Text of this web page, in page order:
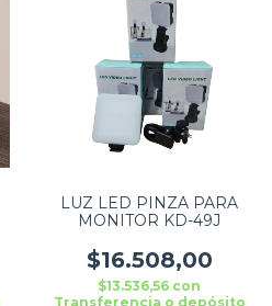
LUZ LED PINZA PARA
MONITOR KD-49J
$16.508,00
$13.536,56 con
Transferencia o depósito